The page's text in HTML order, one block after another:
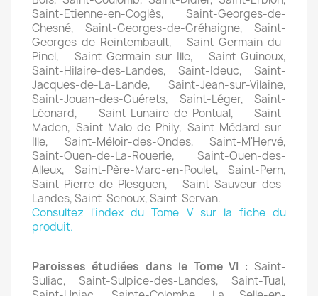
Saint-Etienne-en-Coglès, Saint-Georges-de-
Chesné, Saint-Georges-de-Gréhaigne, Saint-
Georges-de-Reintembault, Saint-Germain-du-
Pinel, Saint-Germain-sur-Ille, Saint-Guinoux,
Saint-Hilaire-des-Landes, Saint-Ideuc, Saint-
Jacques-de-La-Lande, Saint-Jean-sur-Vilaine,
Saint-Jouan-des-Guérets, Saint-Léger, Saint-
Léonard, Saint-Lunaire-de-Pontual, Saint-
Maden, Saint-Malo-de-Phily, Saint-Médard-sur-
Ille, Saint-Méloir-des-Ondes, Saint-M'Hervé,
Saint-Ouen-de-La-Rouerie, Saint-Ouen-des-
Alleux, Saint-Père-Marc-en-Poulet, Saint-Pern,
Saint-Pierre-de-Plesguen, Saint-Sauveur-des-
Landes, Saint-Senoux, Saint-Servan.
Consultez l'index du Tome V sur la fiche du
produit.
Paroisses étudiées dans le Tome VI : Saint-
Suliac, Saint-Sulpice-des-Landes, Saint-Tual,